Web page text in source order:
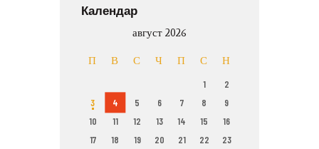
Календар
август 2026
П В С Ч П С Н
1
2
3
4 5 6 7 8
9
10
11 12 13 14 15
16
17
18 19 20 21 22
23